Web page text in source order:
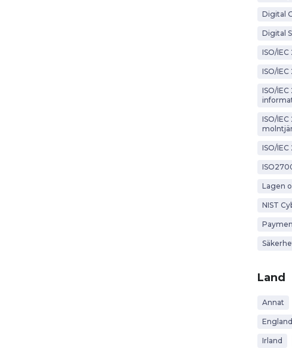
Digital
Digital
ISO/
ISO/
ISO/
ISO/
ISO/
Lagen
NIST
Land
Annat
England
Irland